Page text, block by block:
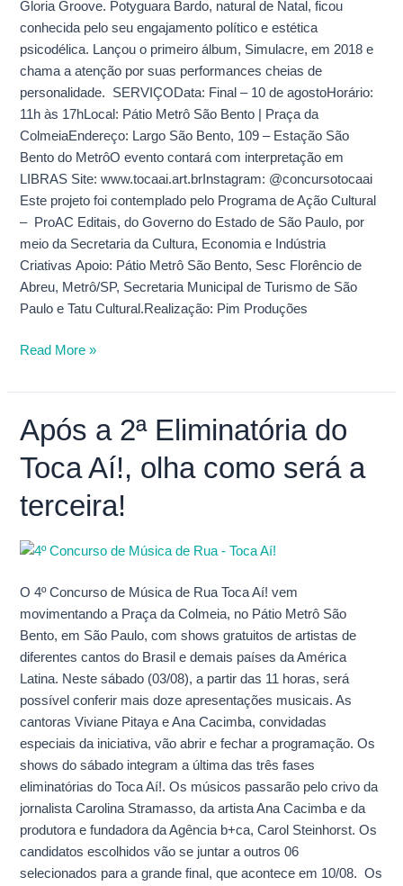
Gloria Groove. Potyguara Bardo, natural de Natal, ficou
conhecida pelo seu engajamento político e estética
psicodélica. Lançou o primeiro álbum, Simulacre, em 2018 e
chama a atenção por suas performances cheias de
personalidade. SERVIÇOData: Final – 10 de agostoHorário:
11h às 17hLocal: Pátio Metrô São Bento | Praça da
ColmeiaEndereço: Largo São Bento, 109 – Estação São
Bento do MetrôO evento contará com interpretação em
LIBRAS Site: www.tocaai.art.brInstagram: @concursotocaai
Este projeto foi contemplado pelo Programa de Ação Cultural
– ProAC Editais, do Governo do Estado de São Paulo, por
meio da Secretaria da Cultura, Economia e Indústria
Criativas Apoio: Pátio Metrô São Bento, Sesc Florêncio de
Abreu, Metrô/SP, Secretaria Municipal de Turismo de São
Paulo e Tatu Cultural.Realização: Pim Produções
Read More »
Após a 2ª Eliminatória do
Toca Aí!, olha como será a
terceira!
O 4º Concurso de Música de Rua Toca Aí! vem
movimentando a Praça da Colmeia, no Pátio Metrô São
Bento, em São Paulo, com shows gratuitos de artistas de
diferentes cantos do Brasil e demais países da América
Latina. Neste sábado (03/08), a partir das 11 horas, será
possível conferir mais doze apresentações musicais. As
cantoras Viviane Pitaya e Ana Cacimba, convidadas
especiais da iniciativa, vão abrir e fechar a programação. Os
shows do sábado integram a última das três fases
eliminatórias do Toca Aí!. Os músicos passarão pelo crivo da
jornalista Carolina Stramasso, da artista Ana Cacimba e da
produtora e fundadora da Agência b+ca, Carol Steinhorst. Os
candidatos escolhidos vão se juntar a outros 06
selecionados para a grande final, que acontece em 10/08. Os
Após
a
2ª
do
Aí!,
como
será
a
terceira!